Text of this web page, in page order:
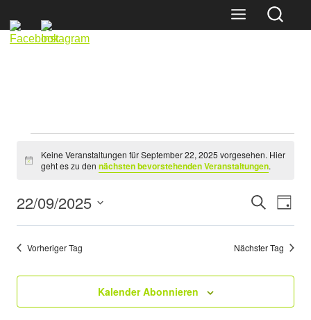
content
Veranstaltungen
für
September
22,
2025
Hinweis
Keine Veranstaltungen für September 22, 2025 vorgesehen. Hier
geht es zu dennächsten bevorstehenden Veranstaltungen.
Suche
und
Suche
Tag
22/09/2025
Vorheriger Tag
Nächster Tag
Kalender Abonnieren